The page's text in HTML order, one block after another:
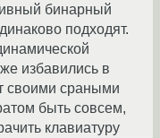
бинарный
подходят.
избавились в
своими сраными
быть совсем,
клавиатуру